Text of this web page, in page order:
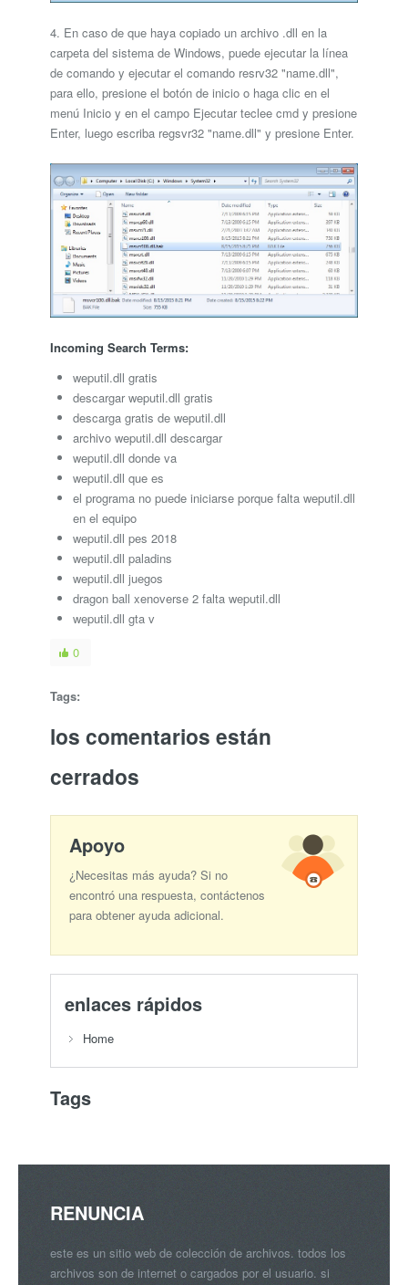
4. En caso de que haya copiado un archivo .dll en la
carpeta del sistema de Windows, puede ejecutar la línea
de comando y ejecutar el comando resrv32 "name.dll",
para ello, presione el botón de inicio o haga clic en el
menú Inicio y en el campo Ejecutar teclee cmd y presione
Enter, luego escriba regsvr32 "name.dll" y presione Enter.
Incoming Search Terms:
weputil.dll gratis
descargar weputil.dll gratis
descarga gratis de weputil.dll
archivo weputil.dll descargar
weputil.dll donde va
weputil.dll que es
el programa no puede iniciarse porque falta weputil.dll
en el equipo
weputil.dll pes 2018
weputil.dll paladins
weputil.dll juegos
dragon ball xenoverse 2 falta weputil.dll
weputil.dll gta v
0
Tags:
los comentarios están
cerrados
Apoyo
¿Necesitas más ayuda? Si no
encontró una respuesta, contáctenos
para obtener ayuda adicional.
enlaces rápidos
Home
Tags
RENUNCIA
este es un sitio web de colección de archivos. todos los
archivos son de internet o cargados por el usuario. si